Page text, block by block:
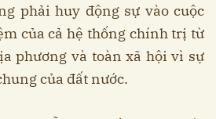
phải huy động sự vào cuộc
của cả hệ thống chính trị từ
phương và toàn xã hội vì sự
của đất nước.